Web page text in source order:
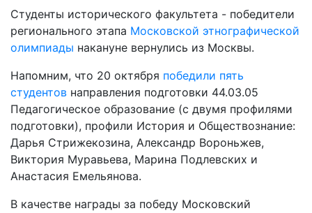
Студенты исторического факультета - победители
регионального этапа Московской этнографической
олимпиады накануне вернулись из Москвы.
Напомним, что 20 октября победили пять
студентов направления подготовки 44.03.05
Педагогическое образование (с двумя профилями
подготовки), профили История и Обществознание:
Дарья Стрижекозина, Александр Вороньжев,
Виктория Муравьева, Марина Подлевских и
Анастасия Емельянова.
В качестве награды за победу Московский